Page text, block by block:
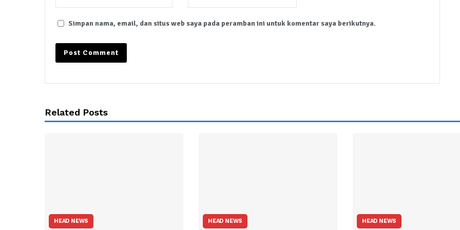
Simpan nama, email, dan situs web saya pada peramban ini untuk komentar saya berikutnya.
Related Posts
HEAD NEWS HEAD NEWS HEAD NEWS